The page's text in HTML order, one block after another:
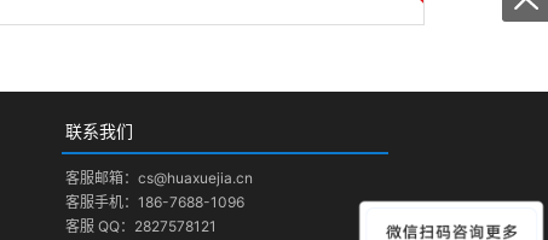
联系我们
客服邮箱：cs@huaxuejia.cn
客服手机：186-7688-1096
客服 QQ：2827578121